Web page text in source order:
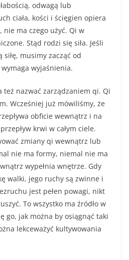
odwagą lub
ciała, kości i ścięgien opiera
nie ma czego użyć. Qi w
Stąd rodzi się siła. Jeśli
musimy zacząć od
wyjaśnienia.
też nazwać zarządzaniem qi. Qi
Wcześniej już mówiliśmy, że
obficie wewnątrz i na
krwi w całym ciele.
zmiany qi wewnątrz lub
nie ma formy, niemal nie ma
wypełnia wnętrze. Gdy
walki, jego ruchy są zwinne i
jest pełen powagi, nikt
To wszystko ma źródło w
go, jak można by osiągnąć taki
lekceważyć kultywowania